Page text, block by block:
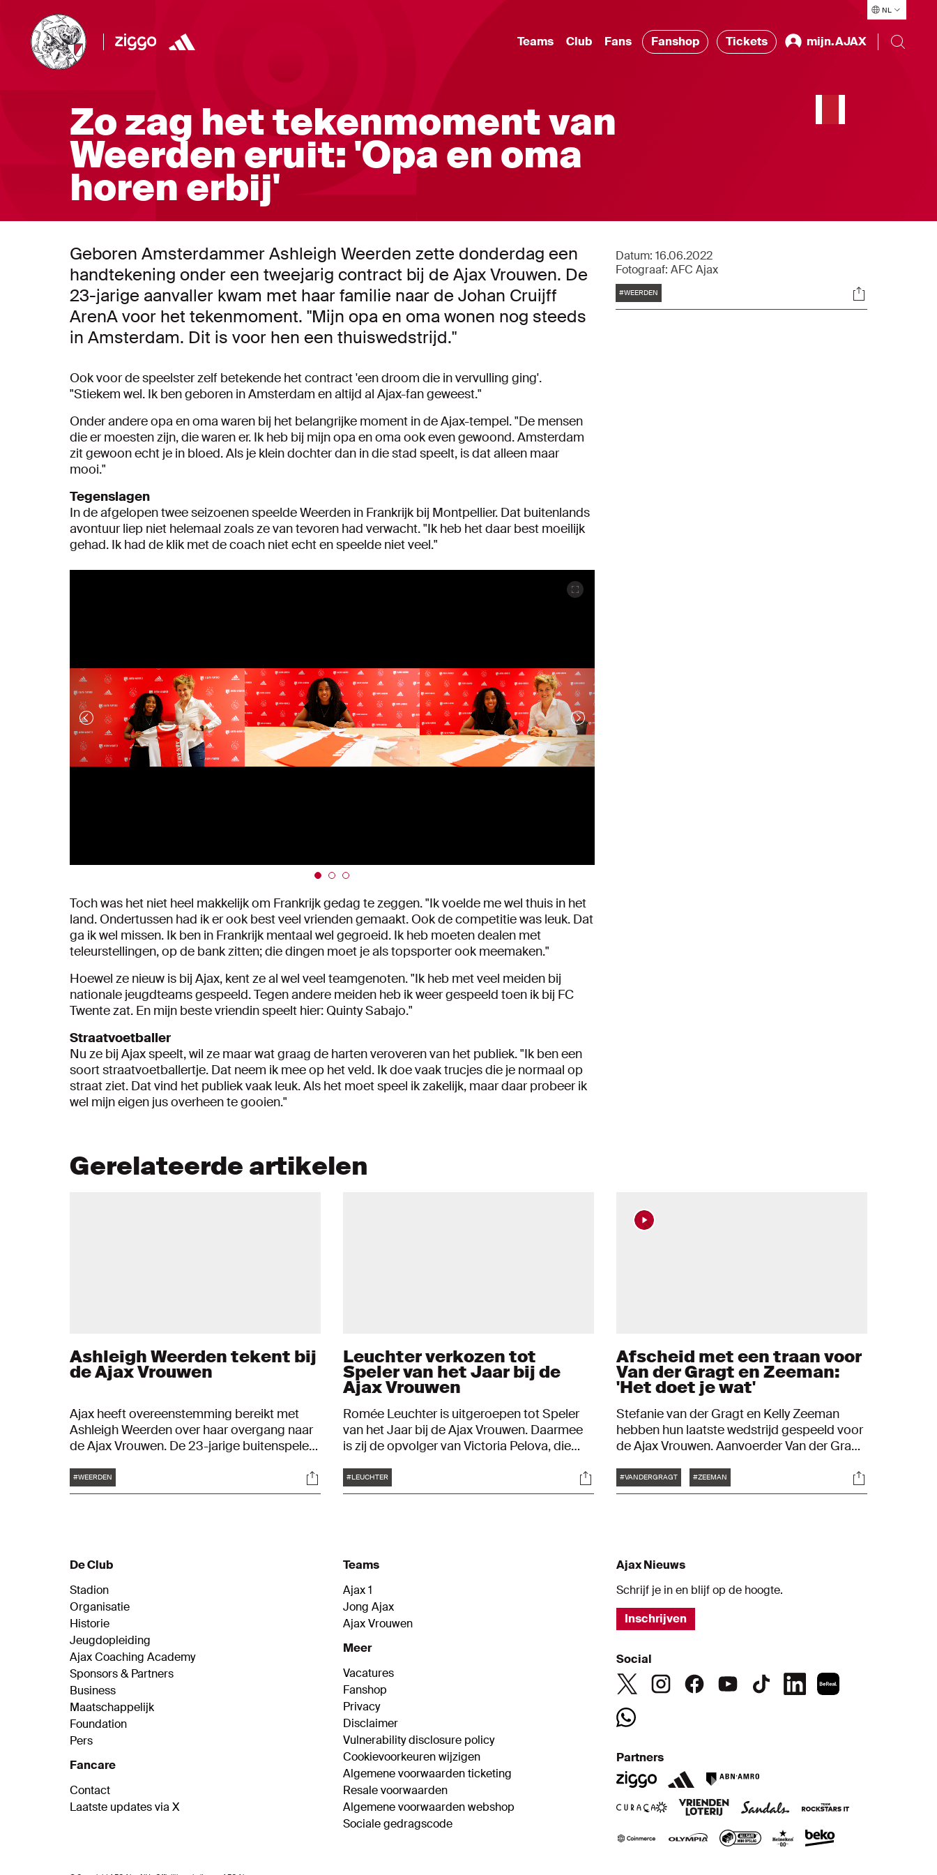
NL
Teams Club Fans Fanshop Tickets mijn.AJAX
Zo zag het tekenmoment van
Weerden eruit: 'Opa en oma
horen erbij'
Geboren Amsterdammer Ashleigh Weerden zette donderdag een
handtekening onder een tweejarig contract bij de Ajax Vrouwen. De
23-jarige aanvaller kwam met haar familie naar de Johan Cruijff
ArenA voor het tekenmoment. "Mijn opa en oma wonen nog steeds
in Amsterdam. Dit is voor hen een thuiswedstrijd."
Datum: 16.06.2022
Fotograaf: AFC Ajax
Tags
#WEERDEN Socials
Ook voor de speelster zelf betekende het contract 'een droom die in vervulling ging'.
"Stiekem wel. Ik ben geboren in Amsterdam en altijd al Ajax-fan geweest."
Onder andere opa en oma waren bij het belangrijke moment in de Ajax-tempel. "De mensen
die er moesten zijn, die waren er. Ik heb bij mijn opa en oma ook even gewoond. Amsterdam
zit gewoon echt je in bloed. Als je klein dochter dan in die stad speelt, is dat alleen maar
mooi."
Tegenslagen
In de afgelopen twee seizoenen speelde Weerden in Frankrijk bij Montpellier. Dat buitenlands
avontuur liep niet helemaal zoals ze van tevoren had verwacht. "Ik heb het daar best moeilijk
gehad. Ik had de klik met de coach niet echt en speelde niet veel."
Toch was het niet heel makkelijk om Frankrijk gedag te zeggen. "Ik voelde me wel thuis in het
land. Ondertussen had ik er ook best veel vrienden gemaakt. Ook de competitie was leuk. Dat
ga ik wel missen. Ik ben in Frankrijk mentaal wel gegroeid. Ik heb moeten dealen met
teleurstellingen, op de bank zitten; die dingen moet je als topsporter ook meemaken."
Hoewel ze nieuw is bij Ajax, kent ze al wel veel teamgenoten. "Ik heb met veel meiden bij
nationale jeugdteams gespeeld. Tegen andere meiden heb ik weer gespeeld toen ik bij FC
Twente zat. En mijn beste vriendin speelt hier: Quinty Sabajo."
Straatvoetballer
Nu ze bij Ajax speelt, wil ze maar wat graag de harten veroveren van het publiek. "Ik ben een
soort straatvoetballertje. Dat neem ik mee op het veld. Ik doe vaak trucjes die je normaal op
straat ziet. Dat vind het publiek vaak leuk. Als het moet speel ik zakelijk, maar daar probeer ik
wel mijn eigen jus overheen te gooien."
Gerelateerde artikelen
Ashleigh Weerden tekent bij
de Ajax Vrouwen
Ajax heeft overeenstemming bereikt met
Ashleigh Weerden over haar overgang naar
de Ajax Vrouwen. De 23-jarige buitenspeler
overeenkomst gaat in op 1 juli en duurt tot
en met 30 juni 2024. Weerden speelde de
Tags
#WEERDEN Socials
Leuchter verkozen tot
Speler van het Jaar bij de
Ajax Vrouwen
Romée Leuchter is uitgeroepen tot Speler
van het Jaar bij de Ajax Vrouwen. Daarmee
is zij de opvolger van Victoria Pelova, die
nemen. De Speler van het Jaar wordt
gekozen door de Ajax-supporters en de
Tags
#LEUCHTER Socials
Afscheid met een traan voor
Van der Gragt en Zeeman:
'Het doet je wat'
Stefanie van der Gragt en Kelly Zeeman
hebben hun laatste wedstrijd gespeeld voor
de Ajax Vrouwen. Aanvoerder Van der Gragt
lovende woorden over Zeeman, die
vanwege een zware knieblessure tegen FC
Tags
#VANDERGRAGT #ZEEMAN Socials
De Club
Stadion
Organisatie
Historie
Jeugdopleiding
Ajax Coaching Academy
Sponsors & Partners
Business
Maatschappelijk
Foundation
Pers
Fancare
Contact
Laatste updates via X
Teams
Ajax 1
Jong Ajax
Ajax Vrouwen
Meer
Vacatures
Fanshop
Privacy
Disclaimer
Vulnerability disclosure policy
Cookievoorkeuren wijzigen
Algemene voorwaarden ticketing
Resale voorwaarden
Algemene voorwaarden webshop
Sociale gedragscode
Ajax Nieuws
Schrijf je in en blijf op de hoogte.
Inschrijven
Social
Partners